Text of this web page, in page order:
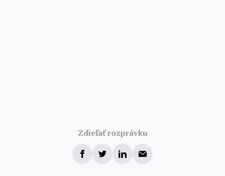
Zdieľať rozprávku